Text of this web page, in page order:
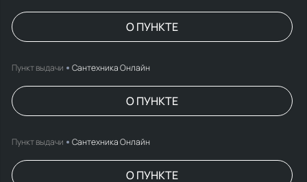
О ПУНКТЕ
Пункт выдачи Сантехника Онлайн
О ПУНКТЕ
Пункт выдачи Сантехника Онлайн
О ПУНКТЕ